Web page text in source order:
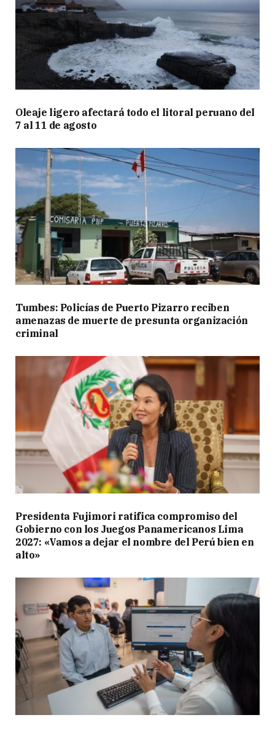
Oleaje ligero afectará todo el litoral peruano del
7 al 11 de agosto
Tumbes: Policías de Puerto Pizarro reciben
amenazas de muerte de presunta organización
criminal
Presidenta Fujimori ratifica compromiso del
Gobierno con los Juegos Panamericanos Lima
2027: «Vamos a dejar el nombre del Perú bien en
alto»